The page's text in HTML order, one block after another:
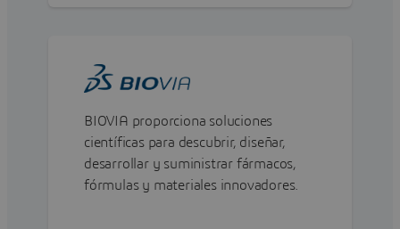
BIOVIA proporciona soluciones
científicas para descubrir, diseñar,
desarrollar y suministrar fármacos,
fórmulas y materiales innovadores.